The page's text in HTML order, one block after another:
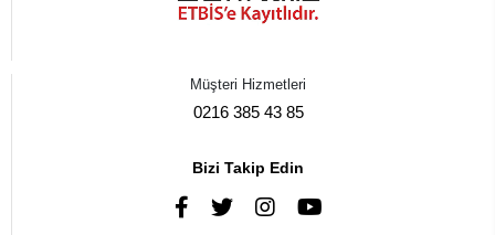
Müşteri Hizmetleri
0216 385 43 85
Bizi Takip Edin